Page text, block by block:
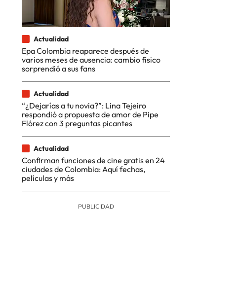
Actualidad
Epa Colombia reaparece después de
varios meses de ausencia: cambio físico
sorprendió a sus fans
Actualidad
“¿Dejarías a tu novia?”: Lina Tejeiro
respondió a propuesta de amor de Pipe
Flórez con 3 preguntas picantes
Actualidad
Confirman funciones de cine gratis en 24
ciudades de Colombia: Aquí fechas,
películas y más